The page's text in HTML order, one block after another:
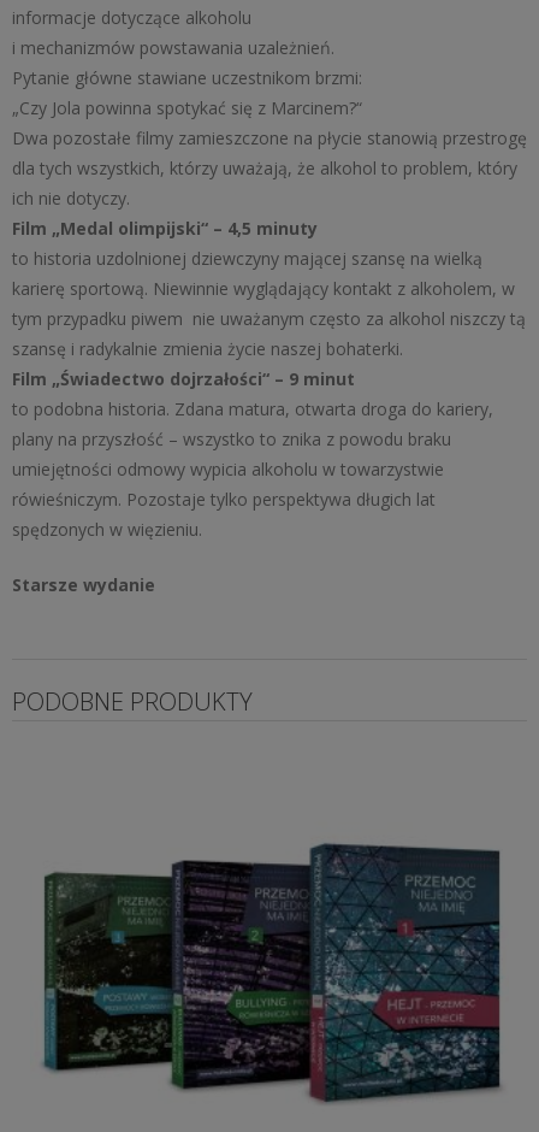
informacje dotyczące alkoholu
i mechanizmów powstawania uzależnień.
Pytanie główne stawiane uczestnikom brzmi:
„Czy Jola powinna spotykać się z Marcinem?“
Dwa pozostałe filmy zamieszczone na płycie stanowią przestrogę
dla tych wszystkich, którzy uważają, że alkohol to problem, który
ich nie dotyczy.
Film „Medal olimpijski“ – 4,5 minuty
to historia uzdolnionej dziewczyny mającej szansę na wielką
karierę sportową. Niewinnie wyglądający kontakt z alkoholem, w
tym przypadku piwem nie uważanym często za alkohol niszczy tą
szansę i radykalnie zmienia życie naszej bohaterki.
Film „Świadectwo dojrzałości“ – 9 minut
to podobna historia. Zdana matura, otwarta droga do kariery,
plany na przyszłość – wszystko to znika z powodu braku
umiejętności odmowy wypicia alkoholu w towarzystwie
rówieśniczym. Pozostaje tylko perspektywa długich lat
spędzonych w więzieniu.
Starsze wydanie
PODOBNE PRODUKTY